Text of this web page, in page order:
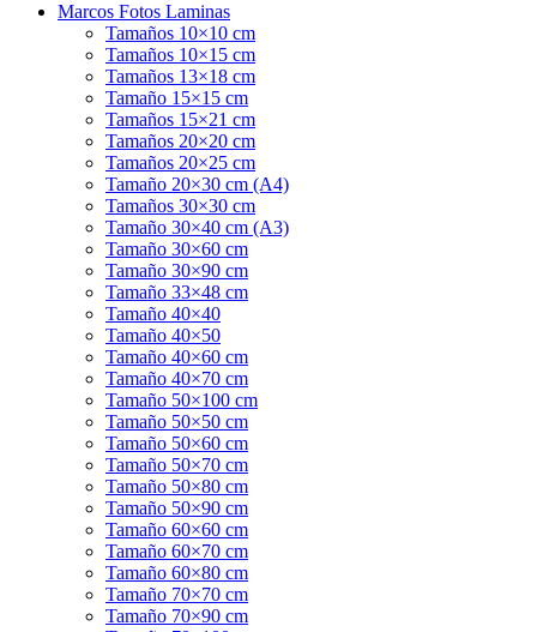
Marcos Fotos Laminas
Tamaños 10×10 cm
Tamaños 10×15 cm
Tamaños 13×18 cm
Tamaño 15×15 cm
Tamaños 15×21 cm
Tamaños 20×20 cm
Tamaños 20×25 cm
Tamaño 20×30 cm (A4)
Tamaños 30×30 cm
Tamaño 30×40 cm (A3)
Tamaño 30×60 cm
Tamaño 30×90 cm
Tamaño 33×48 cm
Tamaño 40×40
Tamaño 40×50
Tamaño 40×60 cm
Tamaño 40×70 cm
Tamaño 50×100 cm
Tamaño 50×50 cm
Tamaño 50×60 cm
Tamaño 50×70 cm
Tamaño 50×80 cm
Tamaño 50×90 cm
Tamaño 60×60 cm
Tamaño 60×70 cm
Tamaño 60×80 cm
Tamaño 70×70 cm
Tamaño 70×90 cm